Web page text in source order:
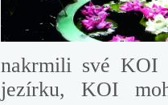
nakrmili své KOI
jezírku, KOI